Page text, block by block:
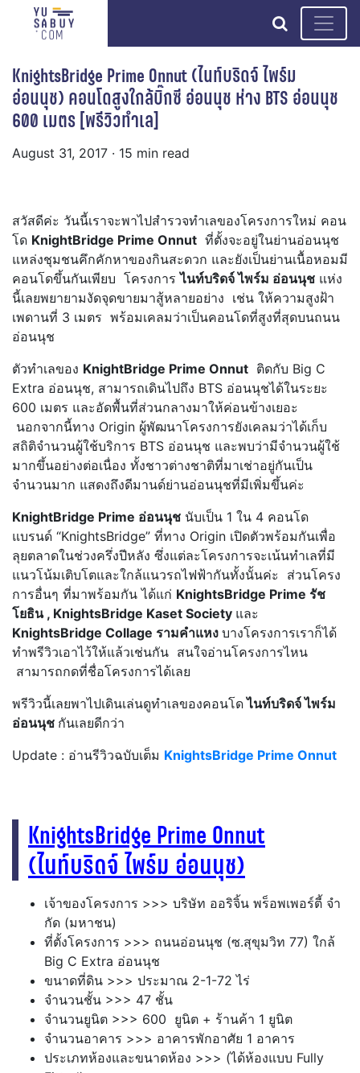
search
KnightsBridge Prime Onnut (ไนท์บริดจ์ ไพร์ม
อ่อนนุช) คอนโดสูงใกล้บิ๊กซี อ่อนนุช ห่าง BTS อ่อนนุช
600 เมตร [พรีวิวทำเล]
August 31, 2017 · 15 min read
สวัสดีค่ะ วันนี้เราจะพาไปสำรวจทำเลของโครงการใหม่ คอน
โด KnightBridge Prime Onnut ที่ตั้งจะอยู่ในย่านอ่อนนุช
แหล่งชุมชนคึกคักหาของกินสะดวก และยังเป็นย่านเนื้อหอมมี
คอนโดขึ้นกันเพียบ โครงการไนท์บริดจ์ ไพร์ม อ่อนนุช แห่ง
นี้เลยพยายามงัดจุดขายมาสู้หลายอย่าง เช่น ให้ความสูงฝ้า
เพดานที่ 3 เมตร พร้อมเคลมว่าเป็นคอนโดที่สูงที่สุดบนถนน
อ่อนนุช
ตัวทำเลของ KnightBridge Prime Onnut ติดกับ Big C
Extra อ่อนนุช, สามารถเดินไปถึง BTS อ่อนนุชได้ในระยะ
600 เมตร และอัดพื้นที่ส่วนกลางมาให้ค่อนข้างเยอะ
นอกจากนี้ทาง Origin ผู้พัฒนาโครงการยังเคลมว่าได้เก็บ
สถิติจำนวนผู้ใช้บริการ BTS อ่อนนุช และพบว่ามีจำนวนผู้ใช้
มากขึ้นอย่างต่อเนื่อง ทั้งชาวต่างชาติที่มาเช่าอยู่กันเป็น
จำนวนมาก แสดงถึงดีมานด์ย่านอ่อนนุชที่มีเพิ่มขึ้นค่ะ
KnightBridge Prime อ่อนนุช นับเป็น 1 ใน 4 คอนโด
แบรนด์ “KnightsBridge” ที่ทาง Origin เปิดตัวพร้อมกันเพื่อ
ลุยตลาดในช่วงครึ่งปีหลัง ซึ่งแต่ละโครงการจะเน้นทำเลที่มี
แนวโน้มเติบโตและใกล้แนวรถไฟฟ้ากันทั้งนั้นค่ะ ส่วนโครง
การอื่นๆ ที่มาพร้อมกัน ได้แก่ KnightsBridge Prime รัช
โยธิน , KnightsBridge Kaset Society และ
KnightsBridge Collage รามคำแหง บางโครงการเราก็ได้
ทำพรีวิวเอาไว้ให้แล้วเช่นกัน สนใจอ่านโครงการไหน
สามารถกดที่ชื่อโครงการได้เลย
พรีวิวนี้เลยพาไปเดินเล่นดูทำเลของคอนโดไนท์บริดจ์ ไพร์ม
อ่อนนุช กันเลยดีกว่า
Update : อ่านรีวิวฉบับเต็ม KnightsBridge Prime Onnut
KnightsBridge Prime Onnut
(ไนท์บริดจ์ ไพร์ม อ่อนนุช)
เจ้าของโครงการ >>> บริษัท ออริจิ้น พร็อพเพอร์ตี้ จํา
กัด (มหาชน)
ที่ตั้งโครงการ >>> ถนนอ่อนนุช (ซ.สุขุมวิท 77) ใกล้
Big C Extra อ่อนนุช
ขนาดที่ดิน >>> ประมาณ 2-1-72 ไร่
จำนวนชั้น >>> 47 ชั้น
จำนวนยูนิต >>> 600 ยูนิต + ร้านค้า 1 ยูนิต
จำนวนอาคาร >>> อาคารพักอาศัย 1 อาคาร
ประเภทห้องและขนาดห้อง >>> (ได้ห้องแบบ Fully